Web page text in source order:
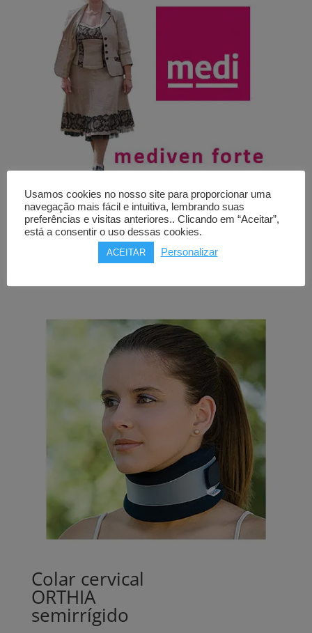
Meias de compressão
MEDIVEN FORTE
Price
range:
260,00€
Colar cervical
ORTHIA
semirrígido
Usamos cookies no nosso site para proporcionar uma
navegação mais fácil e intuitiva, lembrando suas
preferências e visitas anteriores.. Clicando em “Aceitar”,
está a consentir o uso dessas cookies.
ACEITAR Personalizar